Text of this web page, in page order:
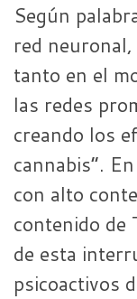
Según
red
tanto en el
las redes
creando los
cannabis”.
con alto
contenido de
de esta
psicoactivos